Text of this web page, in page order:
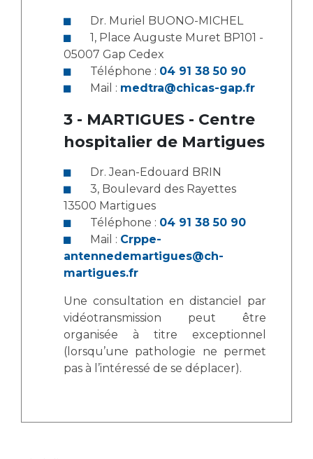
Dr. Muriel BUONO-MICHEL
05007 Gap Cedex
Téléphone : 04 91 38 50 90
Mail : medtra@chicas-gap.fr
3 - MARTIGUES - Centre
hospitalier de Martigues
Dr. Jean-Edouard BRIN
13500 Martigues
Téléphone : 04 91 38 50 90
Mail : Crppe-
antennedemartigues@ch-
martigues.fr
Une consultation en distanciel par
vidéotransmission peut être
organisée à titre exceptionnel
(lorsqu’une pathologie ne permet
pas à l’intéressé de se déplacer).